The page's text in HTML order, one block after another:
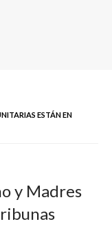
ESTÁN EN
y Madres